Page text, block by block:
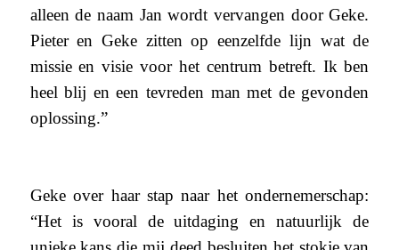
alleen de naam Jan wordt vervangen door Geke.
Pieter en Geke zitten op eenzelfde lijn wat de
missie en visie voor het centrum betreft. Ik ben
heel blij en een tevreden man met de gevonden
oplossing.”
Geke over haar stap naar het ondernemerschap:
“Het is vooral de uitdaging en natuurlijk de